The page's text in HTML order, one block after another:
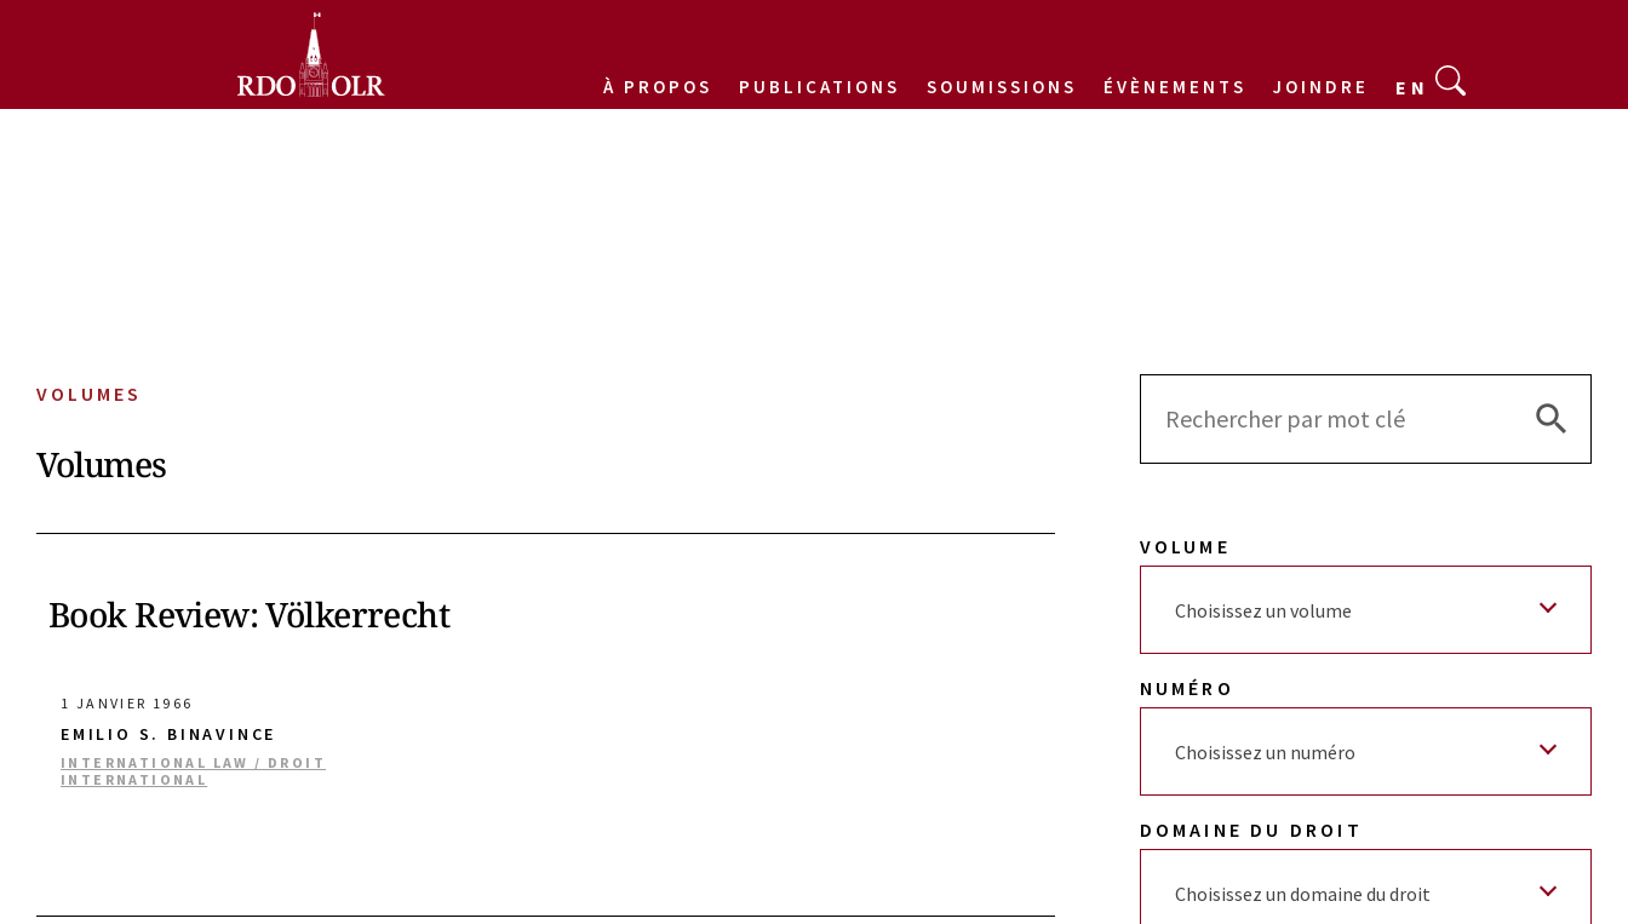
À PROPOS PUBLICATIONS SOUMISSIONS ÉVÈNEMENTS JOINDRE EN
VOLUMES
Volumes
Book Review: Völkerrecht
1 JANVIER 1966
EMILIO S. BINAVINCE
INTERNATIONAL LAW / DROIT
INTERNATIONAL
Search
Search
VOLUME
Choisissez un volume
NUMÉRO
Choisissez un numéro
DOMAINE DU DROIT
Choisissez un domaine du droit